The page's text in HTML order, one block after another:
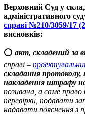
Верховний Суд у
адміністративного
справі №210/3059/17
висновків:
⭕️ акт, складений за
справі –
складання
накладення штрафу
позивача, а саме
перевірки, подавати
надавати пояснення з